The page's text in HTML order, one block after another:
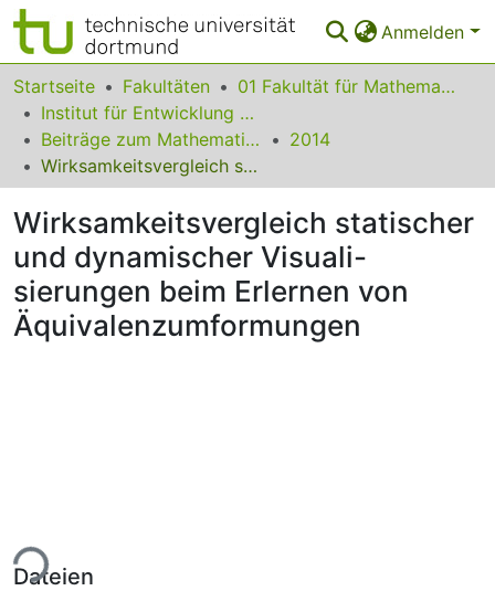
Anmelden
Bereiche & Sammlungen
Das gesamte Repositorium
Statistiken
FAQ
Leitlinien
Zurück zur Startseite
Startseite Fakultäten
01 Fakultät für Mathematik
Institut für Entwicklung und Erforschung des Mathematikunterrichts
Beiträge zum Mathematikunterricht
2014
Wirksamkeitsvergleich statischer und dynamischer Visuali-sierungen beim Erlernen von Äquivalenzumformungen
Wirksamkeitsvergleich statischer
und dynamischer Visuali-
sierungen beim Erlernen von
Äquivalenzumformungen
Dateien